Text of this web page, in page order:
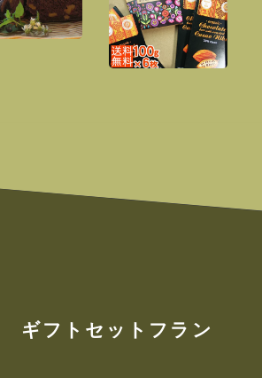
ギフトセットフラン